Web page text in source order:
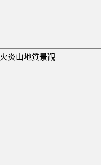
火炎山地質景觀